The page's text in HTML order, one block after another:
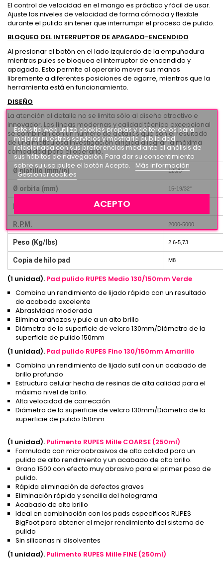
El control de velocidad en el mango es práctico y fácil de usar.
Ajuste los niveles de velocidad de forma cómoda y flexible
durante el pulido sin tener que interrumpir el proceso de pulido.
BLOQUEO DEL INTERRUPTOR DE APAGADO-ENCENDIDO
Al presionar el botón en el lado izquierdo de la empuñadura
mientras pules se bloquea el interruptor de encendido y
apagado. Esto permite al operario mover sus manos
libremente a diferentes posiciones de agarre, mientras que la
herramienta está en funcionamiento.
DISEÑO
La atención al detalle no se limita sólo al diseño atractivo e
innovador. Las líneas modernas y calidad técnica excepcional
se combinan con un número de detalles que son el resultado
de una meticulosa investigación dirigida a lograr la máxima
comodidad para el operario.
Ø platillo (mm/in) 125/5"
Ø orbita (mm) 15-19/32"
R.P.M. 2000-5000
Peso (Kg/lbs) 2,6-5,73
Copia de hilo pad M8
(1 unidad). Pad pulido RUPES Medio 130/150mm Verde
Combina un rendimiento de lijado rápido con un resultado
de acabado excelente
Abrasividad moderada
Elimina arañazos y pule a un alto brillo
Diámetro de la superficie de velcro 130mm/Diámetro de la
superficie de pulido 150mm
(1 unidad). Pad pulido RUPES Fino 130/150mm Amarillo
Combina un rendimiento de lijado sutil con un acabado de
brillo profundo
Estructura celular hecha de resinas de alta calidad para el
máximo nivel de brillo.
Alta velocidad de corrección
Diámetro de la superficie de velcro 130mm/Diámetro de la
superficie de pulido 150mm
(1 unidad). Pulimento RUPES Mille COARSE (250ml)
Formulado con microabrasivos de alta calidad para un
pulido de alto rendimiento y un acabado de alto brillo.
Grano 1500 con efecto muy abrasivo para el primer paso de
pulido.
Rápida eliminación de defectos graves
Eliminación rápida y sencilla del holograma
Acabado de alto brillo
Ideal en combinación con los pads específicos RUPES
BigFoot para obtener el mejor rendimiento del sistema de
pulido
Sin siliconas ni disolventes
(1 unidad). Pulimento RUPES Mille FINE (250ml)
Este sitio web utiliza cookies propias y de terceros para
mejorar nuestros servicios y mostrarle publicidad
relacionada con sus preferencias mediante el análisis de
sus hábitos de navegación. Para dar su consentimiento
sobre su uso pulse el botón Acepto. Más información
Gestionar cookies
ACEPTO